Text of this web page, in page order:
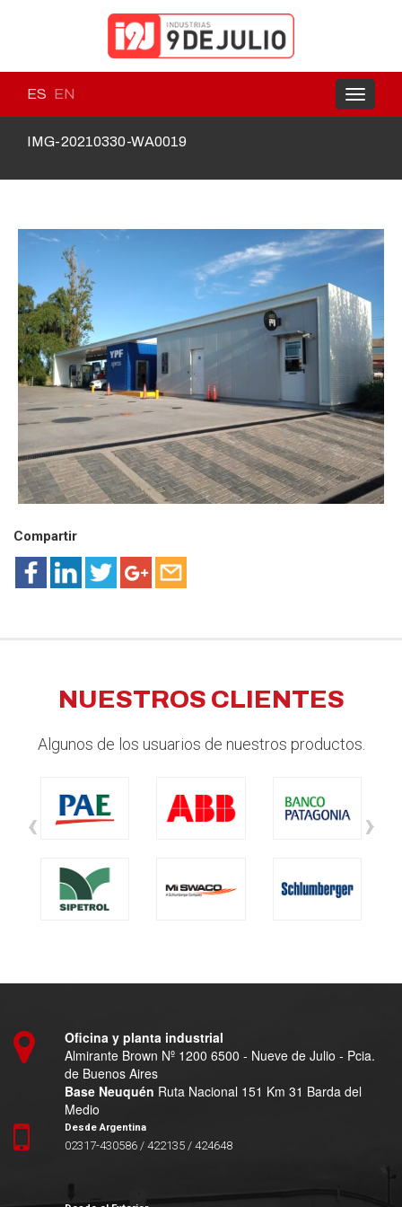
ES EN
Toggle
IMG-20210330-WA0019
Compartir
NUESTROS CLIENTES
Algunos de los usuarios de nuestros productos.
‹ ›
Oficina y planta industrial
Almirante Brown Nº 1200 6500 - Nueve de Julio - Pcia.
de Buenos Aires
Base Neuquén Ruta Nacional 151 Km 31 Barda del
Medio
Desde Argentina
02317-430586 / 422135 / 424648